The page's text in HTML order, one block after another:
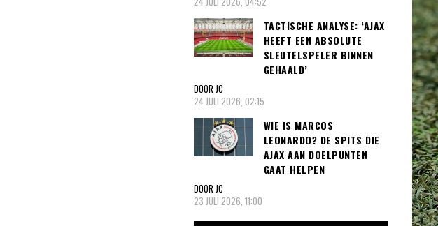
TACTISCHE ANALYSE: ‘AJAX
HEEFT EEN ABSOLUTE
SLEUTELSPELER BINNEN
GEHAALD’
DOOR JC
24 JULI 2026, 02:15
WIE IS MARCOS
LEONARDO? DE SPITS DIE
AJAX AAN DOELPUNTEN
GAAT HELPEN
DOOR JC
23 JULI 2026, 11:00